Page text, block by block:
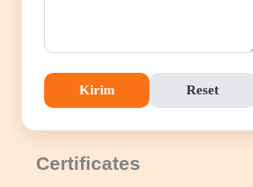
Kirim Reset
Certificates